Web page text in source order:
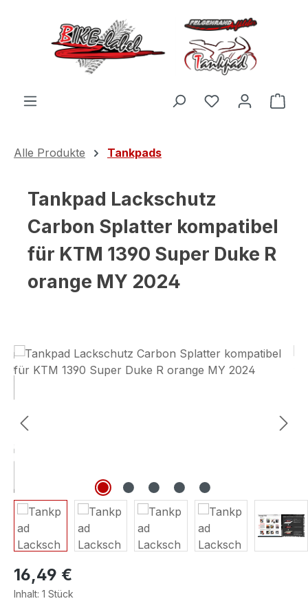
Zum Hauptinhalt springen
Du hast 0
Alle Produkte Tankpads
Tankpad Lackschutz
Carbon Splatter kompatibel
für KTM 1390 Super Duke R
orange MY 2024
Bildergalerie überspringen
16,49 €
Inhalt: 1 Stück